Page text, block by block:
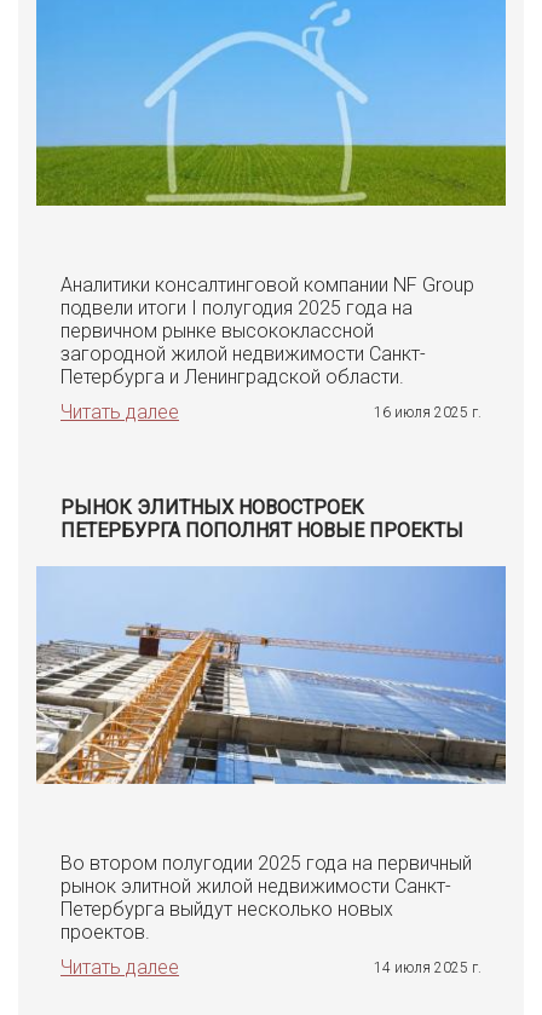
Аналитики консалтинговой компании NF Group
подвели итоги I полугодия 2025 года на
первичном рынке высококлассной
загородной жилой недвижимости Санкт-
Петербурга и Ленинградской области.
Читать далее
16 июля 2025 г.
РЫНОК ЭЛИТНЫХ НОВОСТРОЕК
ПЕТЕРБУРГА ПОПОЛНЯТ НОВЫЕ ПРОЕКТЫ
Во втором полугодии 2025 года на первичный
рынок элитной жилой недвижимости Санкт-
Петербурга выйдут несколько новых
проектов.
Читать далее
14 июля 2025 г.